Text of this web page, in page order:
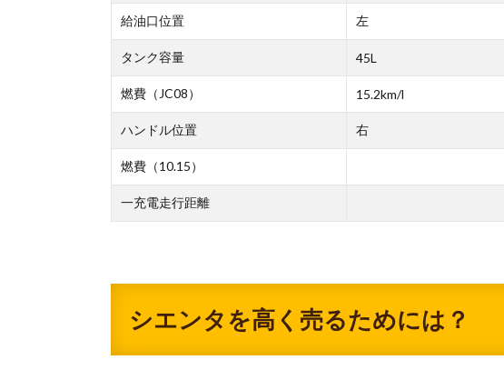
給油口位置 左
タンク容量 45L
燃費（JC08） 15.2km/l
ハンドル位置 右
燃費（10.15）
一充電走行距離
シエンタを高く売るためには？